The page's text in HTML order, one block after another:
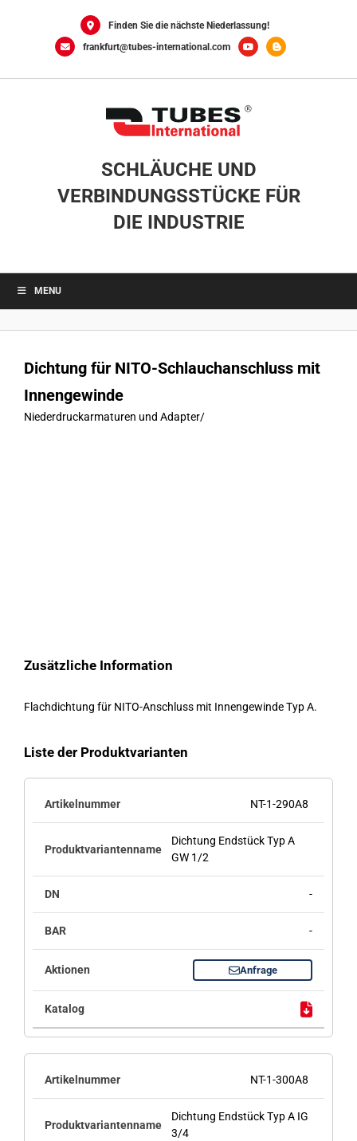
Finden Sie die nächste Niederlassung!
frankfurt@tubes-international.com
SCHLÄUCHE UND
VERBINDUNGSSTÜCKE FÜR
DIE INDUSTRIE
MENU
Dichtung für NITO-Schlauchanschluss mit
Innengewinde
Niederdruckarmaturen und Adapter/
Zusätzliche Information
Flachdichtung für NITO-Anschluss mit Innengewinde Typ A.
Liste der Produktvarianten
NT-1-290A8
Dichtung Endstück Typ A
GW 1/2
-
-
Anfrage
NT-1-300A8
Dichtung Endstück Typ A IG
3/4